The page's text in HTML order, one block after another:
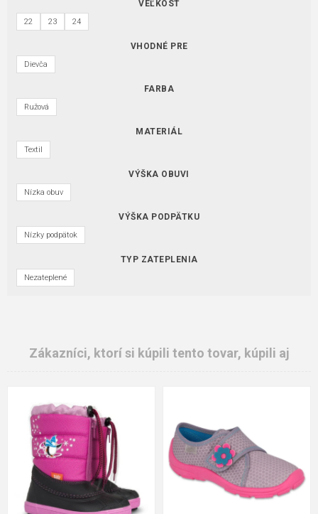
VEĽKOSŤ
22 23 24
VHODNÉ PRE
Dievča
FARBA
Ružová
MATERIÁL
Textil
VÝŠKA OBUVI
Nízka obuv
VÝŠKA PODPÄTKU
Nízky podpätok
TYP ZATEPLENIA
Nezateplené
Zákazníci, ktorí si kúpili tento tovar, kúpili aj